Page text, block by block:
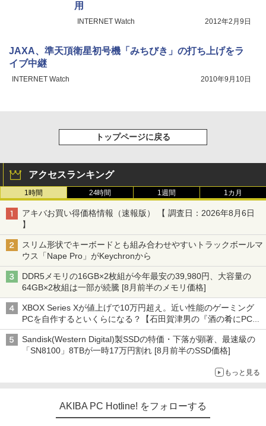
用
INTERNET Watch 2012年2月9日
JAXA、準天頂衛星初号機「みちびき」の打ち上げをラ
イブ中継
INTERNET Watch 2010年9月10日
トップページに戻る
アクセスランキング
1時間 24時間 1週間 1カ月
アキバお買い得価格情報（速報版） 【 調査日：2026年8月6日
】
スリム形状でキーボードとも組み合わせやすいトラックボールマ
ウス「Nape Pro」がKeychronから
DDR5メモリの16GB×2枚組が今年最安の39,980円、大容量の
64GB×2枚組は一部が続騰 [8月前半のメモリ価格]
XBOX Series Xが値上げで10万円超え。近い性能のゲーミング
PCを自作するといくらになる？【石田賀津男の『酒の肴にPCゲ
ーム』】
Sandisk(Western Digital)製SSDの特価・下落が顕著、最速級の
「SN8100」8TBが一時17万円割れ [8月前半のSSD価格]
もっと見る
AKIBA PC Hotline! をフォローする